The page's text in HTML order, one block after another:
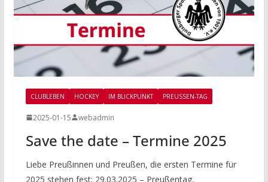
CLUBLEBEN HOCKEY IM BLICKPUNKT PREUSSEN-TAG
2025-01-15 webadmin
Save the date – Termine 2025
Liebe Preußinnen und Preußen, die ersten Termine für
2025 stehen fest: 29.03.2025 – Preußentag,